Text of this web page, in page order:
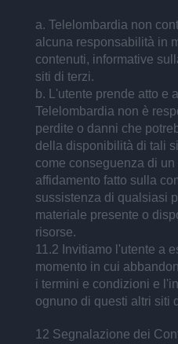
a. Telelombardia non
alcuna responsabilità in
contenuti, informative
siti di terzi.
b. L'utente prende atto e
Telelombardia non è
perdite o danni che
della disponibilità di tali
come conseguenza di
affidamento fatto sulla
sussistenza di qualsiasi
materiale presente o
risorse.
11.2 Invitiamo l'utente a
momento in cui
i termini e condizioni e
ognuno di questi altri siti
12 Segnalazione dei